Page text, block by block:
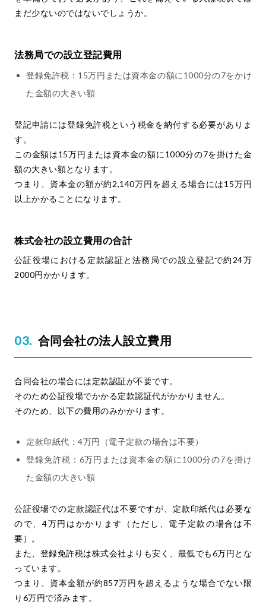
まだ少ないのではないでしょうか。
法務局での設立登記費用
登録免許税：15万円または資本金の額に1000分の7をかけ
た金額の大きい額
登記申請には登録免許税という税金を納付する必要がありま
す。
この金額は15万円または資本金の額に1000分の7を掛けた金
額の大きい額となります。
つまり、資本金の額が約2,140万円を超える場合には15万円
以上かかることになります。
株式会社の設立費用の合計
公証役場における定款認証と法務局での設立登記で約24万
2000円かかります。
合同会社の法人設立費用
合同会社の場合には定款認証が不要です。
そのため公証役場でかかる定款認証代がかかりません。
そのため、以下の費用のみかかります。
定款印紙代：4万円（電子定款の場合は不要）
登録免許税：6万円または資本金の額に1000分の7を掛け
た金額の大きい額
公証役場での定款認証代は不要ですが、定款印紙代は必要な
ので、4万円はかかります（ただし、電子定款の場合は不
要）。
また、登録免許税は株式会社よりも安く、最低でも6万円とな
っています。
つまり、資本金額が約857万円を超えるような場合でない限
り6万円で済みます。